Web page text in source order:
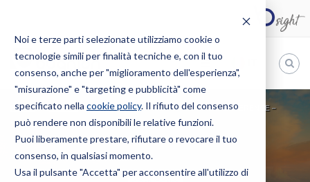
Noi e terze parti selezionate utilizziamo cookie o
tecnologie simili per finalità tecniche e, con il tuo
consenso, anche per "miglioramento dell'esperienza",
"misurazione" e "targeting e pubblicità" come
specificato nella cookie policy. Il rifiuto del consenso
può rendere non disponibili le relative funzioni.
Puoi liberamente prestare, rifiutare o revocare il tuo
consenso, in qualsiasi momento.
Usa il pulsante "Accetta" per acconsentire all'utilizzo di
Bugnion
The
way
HOME EVENTI CONVEGNO
ECTA AUTUMN CONFERENCE –
TORINO